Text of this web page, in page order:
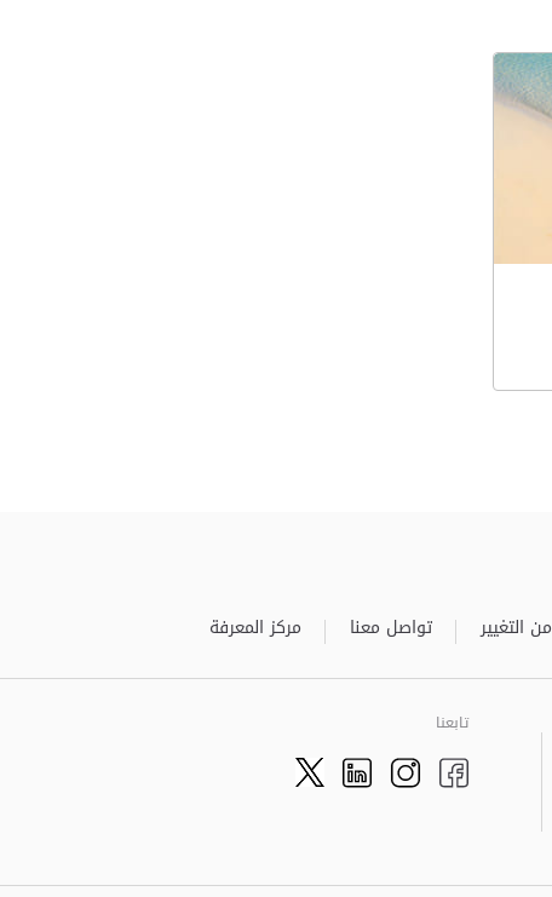
التغيير تواصل معنا مركز المعرفة
تابعنا
Facebook
Instagram
LinkedIn
Twitter